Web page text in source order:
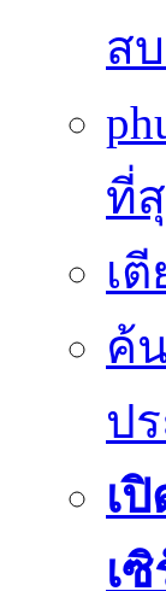
ส
ที่
เ
ค้
ป
เ
เ